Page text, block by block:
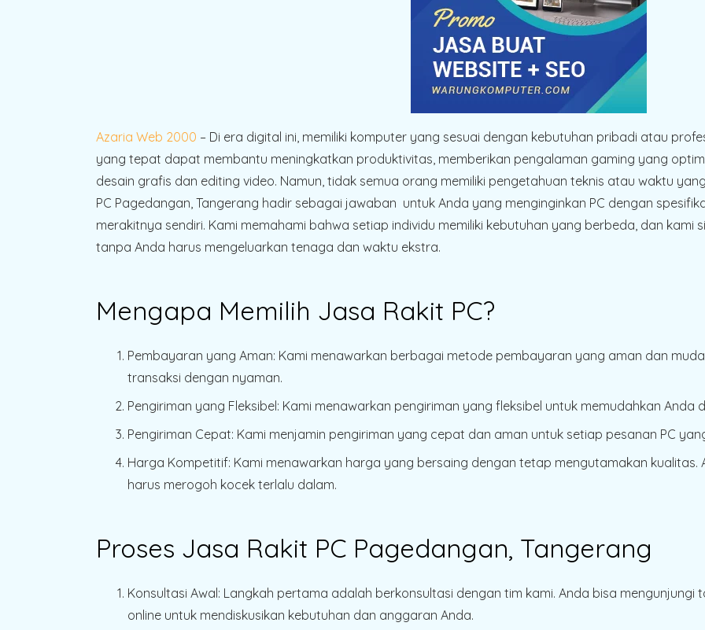
Azaria Web 2000 – Di era digital ini, memiliki komputer yang sesuai dengan kebutuhan pribadi atau
yang tepat dapat membantu meningkatkan produktivitas, memberikan pengalaman gaming yang
desain grafis dan editing video. Namun, tidak semua orang memiliki pengetahuan teknis atau waktu
PC Pagedangan, Tangerang hadir sebagai jawaban untuk Anda yang menginginkan PC dengan
merakitnya sendiri. Kami memahami bahwa setiap individu memiliki kebutuhan yang berbeda, dan kami
tanpa Anda harus mengeluarkan tenaga dan waktu ekstra.
Mengapa Memilih Jasa Rakit PC?
Pembayaran yang Aman: Kami menawarkan berbagai metode pembayaran yang aman dan
transaksi dengan nyaman.
Pengiriman yang Fleksibel: Kami menawarkan pengiriman yang fleksibel untuk memudahkan Anda
Pengiriman Cepat: Kami menjamin pengiriman yang cepat dan aman untuk setiap pesanan PC
Harga Kompetitif: Kami menawarkan harga yang bersaing dengan tetap mengutamakan kualitas.
harus merogoh kocek terlalu dalam.
Proses Jasa Rakit PC Pagedangan, Tangerang
Konsultasi Awal: Langkah pertama adalah berkonsultasi dengan tim kami. Anda bisa mengunjungi
online untuk mendiskusikan kebutuhan dan anggaran Anda.